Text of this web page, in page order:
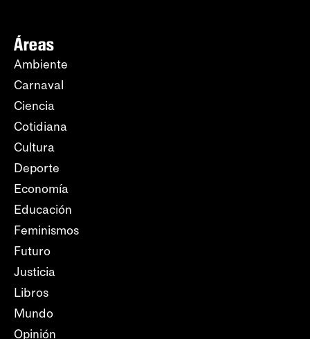
Áreas
Ambiente
Carnaval
Ciencia
Cotidiana
Cultura
Deporte
Economía
Educación
Feminismos
Futuro
Justicia
Libros
Mundo
Opinión